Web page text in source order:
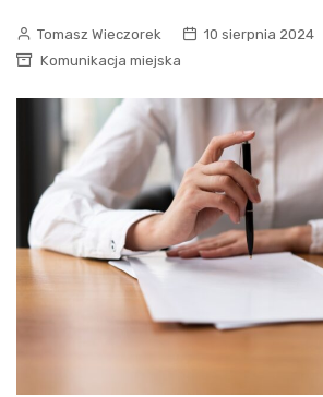
Tomasz Wieczorek
10 sierpnia 2024
Komunikacja miejska